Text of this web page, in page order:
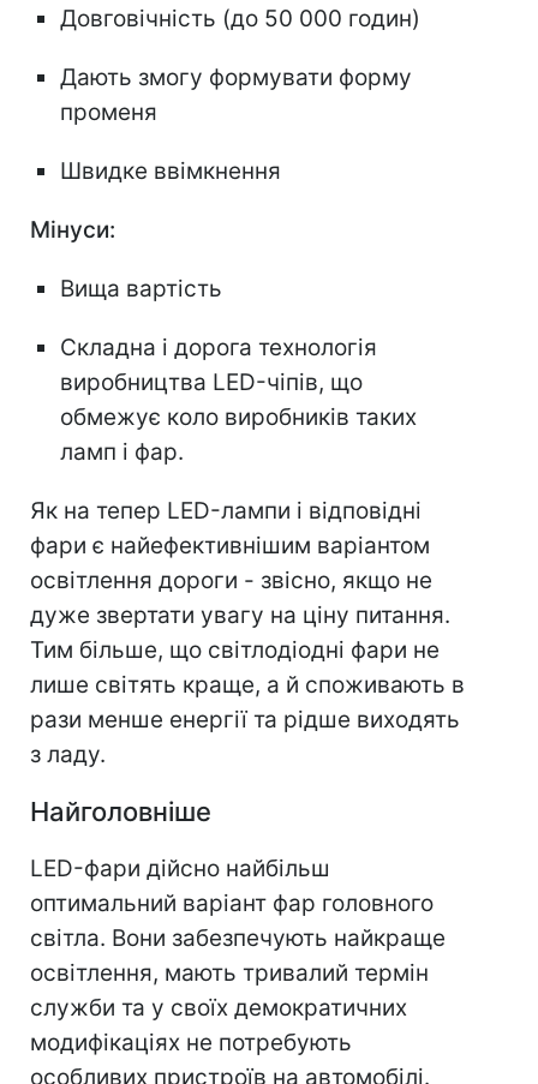
Довговічність (до 50 000 годин)
Дають змогу формувати форму
променя
Швидке ввімкнення
Мінуси:
Вища вартість
Складна і дорога технологія
виробництва LED-чіпів, що
обмежує коло виробників таких
ламп і фар.
Як на тепер LED-лампи і відповідні
фари є найефективнішим варіантом
освітлення дороги - звісно, якщо не
дуже звертати увагу на ціну питання.
Тим більше, що світлодіодні фари не
лише світять краще, а й споживають в
рази менше енергії та рідше виходять
з ладу.
Найголовніше
LED-фари дійсно найбільш
оптимальний варіант фар головного
світла. Вони забезпечують найкраще
освітлення, мають тривалий термін
служби та у своїх демократичних
модифікаціях не потребують
особливих пристроїв на автомобілі.